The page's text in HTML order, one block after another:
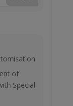
of
Special